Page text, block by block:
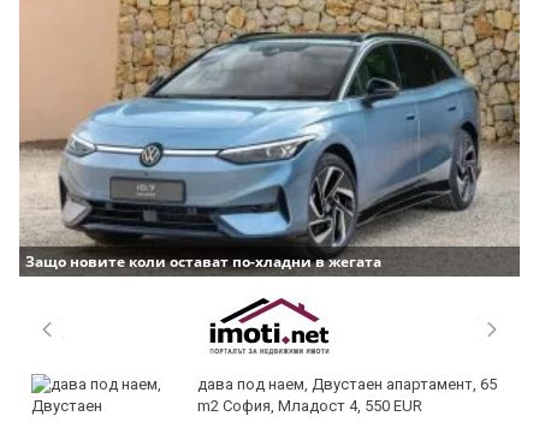
Защо новите коли остават по-хладни в жегата
дава под наем, Двустаен апартамент, 65
m2 София, Младост 4, 550 EUR